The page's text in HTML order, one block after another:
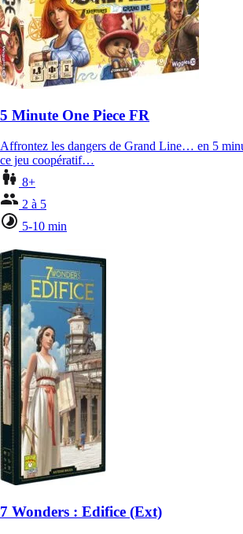
5 Minute One Piece FR
Affrontez les dangers de Grand Line… en 5
ce jeu coopératif…
8+
2 à 5
5-10 min
7 Wonders : Edifice (Ext)